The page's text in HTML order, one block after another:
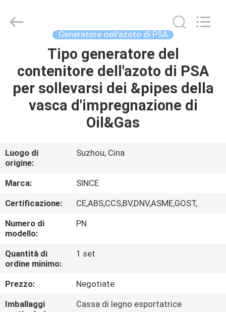
PRODOTTI
NOI
VISITA
ALLA
FABBRICA
CONTROLLO
DELLA
QUALITÀ
Technology
Generatore dell'azoto di PSA
Tipo generatore del
contenitore dell'azoto di PSA
per sollevarsi dei &pipes della
vasca d'impregnazione di
Oil&Gas
Luogo di
origine:
Suzhou, Cina
Marca:
SINCE
Certificazione:
CE,ABS,CCS,BV,DNV,ASME,GOST,
Numero di
modello:
PN
Quantità di
ordine minimo:
1 set
Prezzo:
Negotiate
Imballaggi
Cassa di legno esportatrice